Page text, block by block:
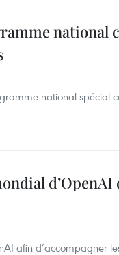
national
national spécial
d’OpenAI
afin d’accompagner